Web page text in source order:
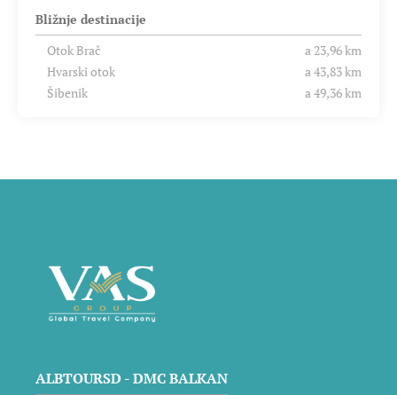
Bližnje destinacije
Otok Brač
a 23,96 km
Hvarski otok
a 43,83 km
Šibenik
a 49,36 km
ALBTOURSD - DMC BALKAN